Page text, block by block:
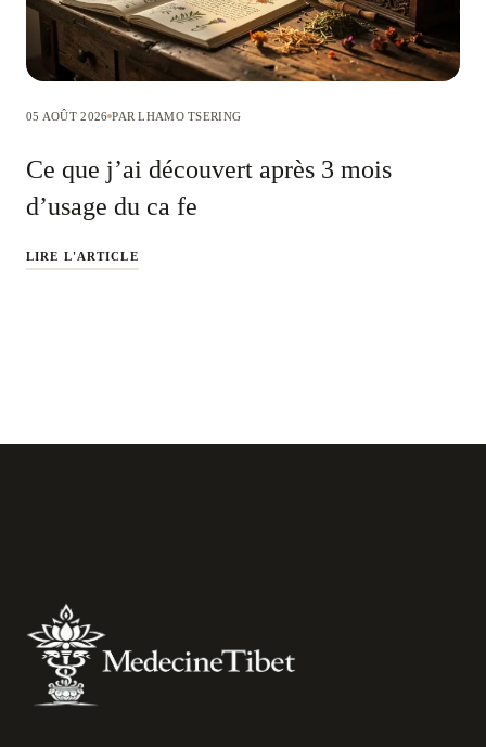
05 AOÛT 2026 PAR LHAMO TSERING
Ce que j’ai découvert après 3 mois
d’usage du ca fe
LIRE L'ARTICLE